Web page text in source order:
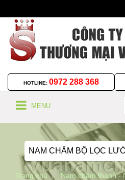
HOTLINE: 0972 288 368
MENU
NAM CHÂM BỘ LỌC
Trang chủ Nam châm thanh -